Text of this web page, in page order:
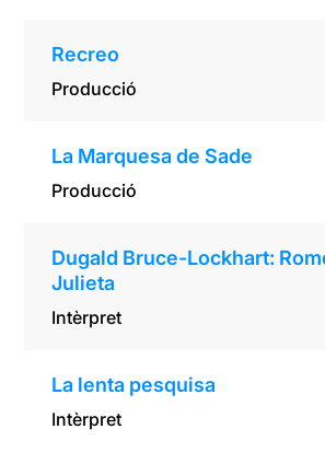
Recreo
Producció
La Marquesa de Sade
Producció
Dugald Bruce-Lockhart:
Julieta
Intèrpret
La lenta pesquisa
Intèrpret